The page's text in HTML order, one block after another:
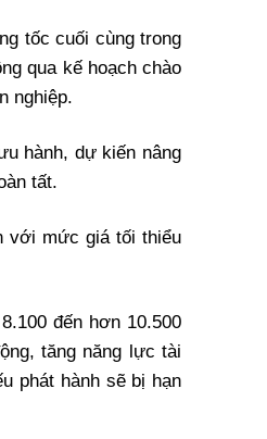
tốc cuối cùng trong
qua kế hoạch chào
nghiệp.
hành, dự kiến nâng
tất.
với mức giá tối thiểu
đến hơn 10.500
tăng năng lực tài
phát hành sẽ bị hạn